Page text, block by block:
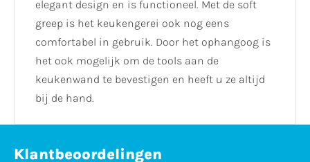
elegant design en is functioneel. Met de soft
greep is het keukengerei ook nog eens
comfortabel in gebruik. Door het ophangoog is
het ook mogelijk om de tools aan de
keukenwand te bevestigen en heeft u ze altijd
bij de hand.
Klantbeoordelingen